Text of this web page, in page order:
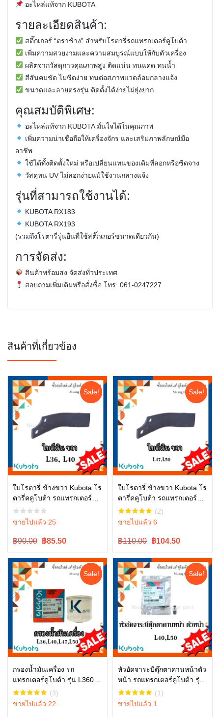
อะไหล่แท้จาก KUBOTA
รายละเอียดสินค้า:
สติ๊กเกอร์ “ตราช้าง” สำหรับโรตารี่รถแทรกเตอร์คูโบต้า
เพิ่มความสวยงามและความสมบูรณ์แบบให้กับตัวเครื่อง
ผลิตจากวัสดุกาวคุณภาพสูง ติดแน่น ทนแดด ทนน้ำ
สีสันคมชัด ไม่ซีดง่าย ทนต่อสภาพแวดล้อมกลางแจ้ง
ขนาดและลายตรงรุ่น ติดตั้งได้ง่ายไม่ยุ่งยาก
คุณสมบัติพิเศษ:
อะไหล่แท้จาก KUBOTA มั่นใจได้ในคุณภาพ
เพิ่มความน่าเชื่อถือให้เครื่องจักร และเสริมภาพลักษณ์มือ
อาชีพ
ใช้ได้ทั้งติดตั้งใหม่ หรือเปลี่ยนแทนของเดิมที่ลอกหรือซีดจาง
วัสดุทน UV ไม่ลอกง่ายแม้ใช้งานกลางแจ้ง
รุ่นที่สามารถใช้งานได้:
KUBOTA RX183
KUBOTA RX193
(รวมถึงโรตารี่รุ่นอื่นที่ใช้สติ๊กเกอร์ขนาดเดียวกัน)
การจัดส่ง:
สินค้าพร้อมส่ง จัดส่งทั่วประเทศ
สอบถามเพิ่มเติมหรือสั่งซื้อ โทร: 061-0247227
สินค้าที่เกี่ยวข้อง
Sale!
ใบโรตารี่ ข้างขวา Kubota โร
ตารี่คคูโบต้า รถแทรกเตอร์คู
โบต้า รุ่น L3608, L4018
W9516-54173
ขายไปแล้ว 25
Original
was:
฿90.00.
฿90.00
Current
is:
฿90.00.
฿85.50
หยิบใส่ตะกร้า
Sale!
ใบโรตารี่ ข้างขวา Kubota โร
ตารี่คคูโบต้า รถแทรกเตอร์คู
โบต้า รุ่น L4708 L5018
W9518-54071
(2)
ขายไปแล้ว 6
Original
was:
฿110.00.
฿110.00
Current
is:
฿110.00.
฿104.50
หยิบใส่ตะกร้า
Sale!
กรองน้ำมันเครื่อง รถ
แทรกเตอร์คูโบต้า รุ่น L3608,
L4018, L4508, L4708,
L5018, M6040 , W9501-
(3)
ขายไปแล้ว 22
หยิบใส่ตะกร้า
Sale!
หัวอัดจาระบีตุ๊กตาคานหน้าตัว
หน้า รถแทรกเตอร์คูโบต้า รุ่น
L3608 – L5018 06611-
15010
(1)
ขายไปแล้ว 1
หยิบใส่ตะกร้า